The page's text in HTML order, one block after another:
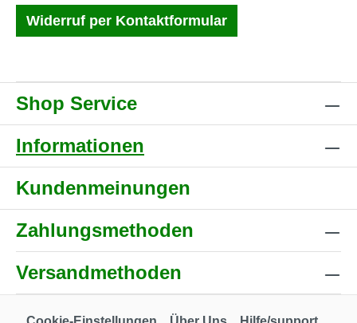
Widerruf per Kontaktformular
Shop Service
Informationen
Kundenmeinungen
Zahlungsmethoden
Versandmethoden